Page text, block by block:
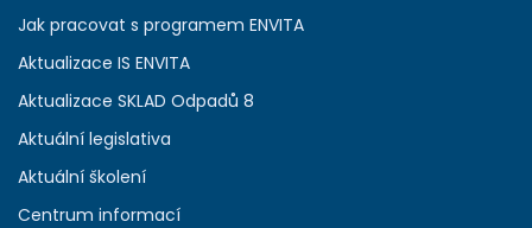
Jak pracovat s programem ENVITA
Aktualizace IS ENVITA
Aktualizace SKLAD Odpadů 8
Aktuální legislativa
Aktuální školení
Centrum informací